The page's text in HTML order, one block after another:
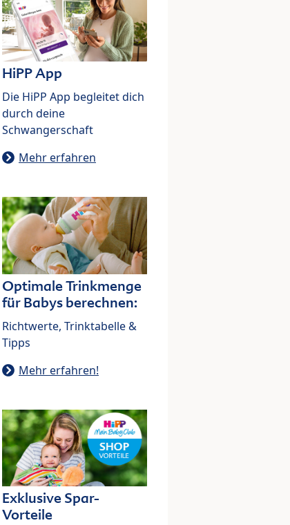
HiPP App
Die HiPP App begleitet dich
durch deine
Schwangerschaft
Mehr erfahren
Optimale Trinkmenge
für Babys berechnen:
Richtwerte, Trinktabelle &
Tipps
Mehr erfahren!
Exklusive Spar-
Vorteile